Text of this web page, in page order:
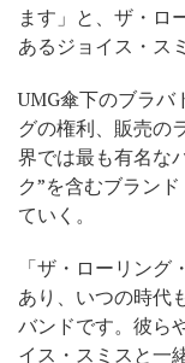
ます」と、ザ・ロ
あるジョイス・ス
UMG傘下のブラバ
グの権利、販売の
界では最も有名な
ク”を含むブラン
ていく。
「ザ・ローリン
あり、いつの時代
バンドです。彼ら
イス・スミスと一